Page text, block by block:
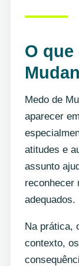
O
Medo de
aparecer
atitudes e
assunto
reconhecer
adequados.
Na prática,
contexto,